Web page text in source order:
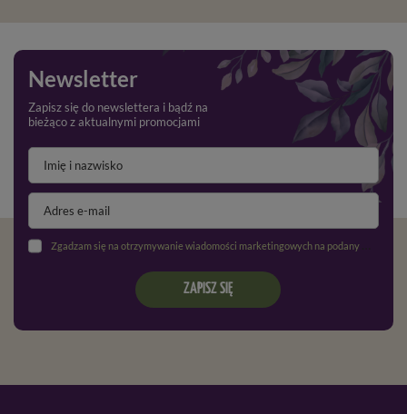
Newsletter
Zapisz się do newslettera i bądź na
bieżąco z aktualnymi promocjami
Zgadzam się na otrzymywanie wiadomości marketingowych na podany adres e-mail oraz przetwarzanie danych osobowych zgodnie z
ZAPISZ SIĘ